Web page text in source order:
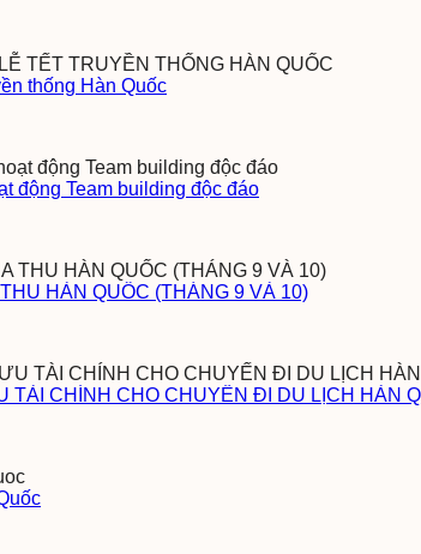
thống Hàn Quốc
động Team building độc đáo
HÀN QUỐC (THÁNG 9 VÀ 10)
TÀI CHÍNH CHO CHUYẾN ĐI DU LỊCH HÀN